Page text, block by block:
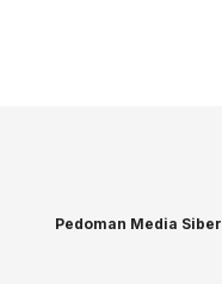
Pedoman Media Siber